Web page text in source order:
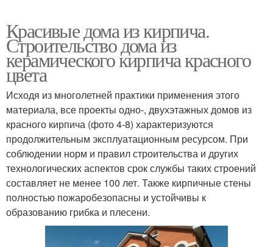
Красивые дома из кирпича.
Строительство дома из
керамического кирпича красного
цвета
Исходя из многолетней практики применения этого
материала, все проекты одно-, двухэтажных домов из
красного кирпича (фото 4-8) характеризуются
продолжительным эксплуатационным ресурсом. При
соблюдении норм и правил строительства и других
технологических аспектов срок службы таких строений
составляет не менее 100 лет. Также кирпичные стены
полностью пожаробезопасны и устойчивы к
образованию грибка и плесени.